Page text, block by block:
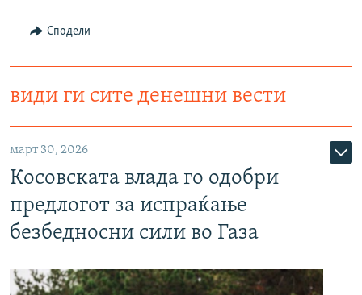
Сподели
види ги сите денешни вести
март 30, 2026
Косовската влада го одобри
предлогот за испраќање
безбедносни сили во Газа